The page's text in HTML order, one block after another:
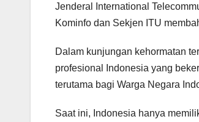
Jenderal International
Kominfo dan Sekjen ITU
Dalam kunjungan kehormatan
profesional Indonesia yang
terutama bagi Warga Negara
Saat ini, Indonesia hanya